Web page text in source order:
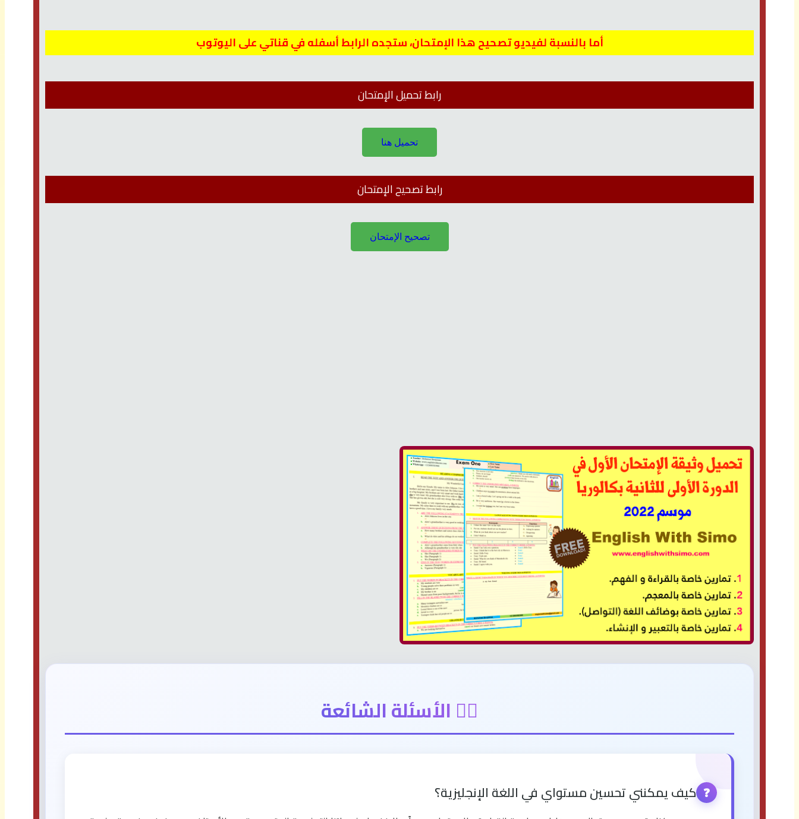
أما بالنسبة لفيديو تصحيح هذا الإمتحان، ستجده الرابط أسفله في قناتي على اليوتوب
رابط تحميل الإمتحان
تحميل هنا
رابط تصحيح الإمتحان
تصحيح الإمتحان
🙋‍♂️ الأسئلة الشائعة
❓ كيف يمكنني تحسين مستواي في اللغة الإنجليزية؟